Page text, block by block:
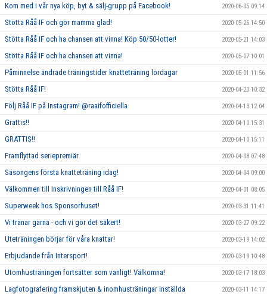
Kom med i vår nya köp, byt & sälj-grupp på Facebook! 2020-06-05 09:14
Stötta Råå IF och gör mamma glad! 2020-05-26 14:50
Stötta Råå IF och ha chansen att vinna! Köp 50/50-lotter! 2020-05-21 14:03
Stötta Råå IF och ha chansen att vinna! 2020-05-07 10:01
Påminnelse ändrade träningstider knatteträning lördagar 2020-05-01 11:56
Stötta Råå IF! 2020-04-23 10:32
Följ Råå IF på Instagram! @raaifofficiella 2020-04-13 12:04
Grattis!! 2020-04-10 15:31
GRATTIS!! 2020-04-10 15:11
Framflyttad seriepremiär 2020-04-08 07:48
Säsongens första knatteträning idag! 2020-04-04 09:00
Välkommen till Inskrivningen till Råå IF! 2020-04-01 08:05
Superweek hos Sponsorhuset! 2020-03-31 11:41
Vi tränar gärna - och vi gör det säkert! 2020-03-27 09:22
Uteträningen börjar för våra knattar! 2020-03-19 14:02
Erbjudande från Intersport! 2020-03-19 10:48
Utomhusträningen fortsätter som vanligt! Välkomna! 2020-03-17 18:03
Lagfotografering framskjuten & inomhusträningar inställda 2020-03-11 14:17